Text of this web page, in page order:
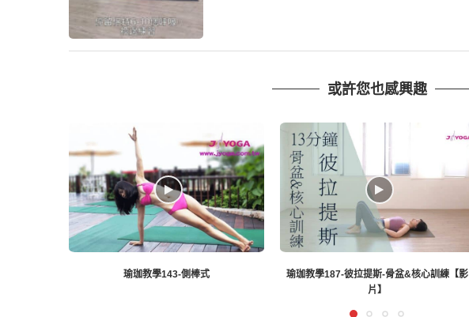
或許您也感興趣
瑜珈教學143-側棒式
瑜珈教學187-彼拉提斯-骨盆&核心訓練【影
片】